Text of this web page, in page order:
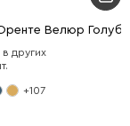
Велюр
других
+107